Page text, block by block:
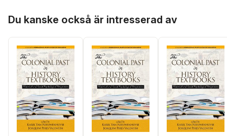
Du kanske också är intresserad av